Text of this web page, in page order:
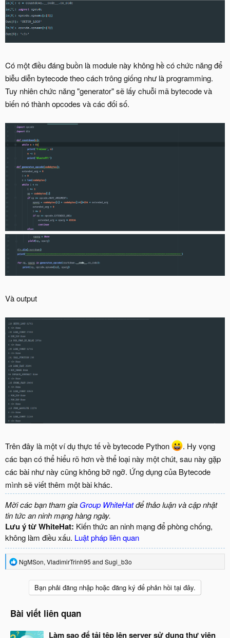
Có một điều đáng buồn là module này không hề có chức năng để
biễu diễn bytecode theo cách trông giống như là programming.
Tuy nhiên chức năng "generator" sẽ lấy chuỗi mã bytecode và
biến nó thành opcodes và các đối số.
Và output
Trên đây là một ví dụ thực tế về bytecode Python
. Hy vọng
các bạn có thể hiểu rõ hơn về thể loại này một chút, sau này gặp
các bài như này cũng không bỡ ngỡ. Ứng dụng của Bytecode
mình sẽ viết thêm một bài khác.
Mời các bạn tham gia Group WhiteHatđể thảo luận và cập nhật
tin tức an ninh mạng hàng ngày.
Lưu ý từ WhiteHat: Kiến thức an ninh mạng để phòng chống,
không làm điều xấu. Luật pháp liên quan
R
e
o
n
:
NgMSon, VladimirTrinh95 and Sugi_b3o
Bạn phải đăng nhập hoặc đăng ký để phản hồi tại đây.
Bài viết liên quan
Làm sao để tải tệp lên server sử dụng thư viện